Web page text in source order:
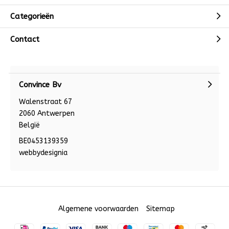
Categorieën
Contact
Convince Bv
Walenstraat 67
2060 Antwerpen
België
BE0453139359
webbydesignia
Algemene voorwaarden Sitemap